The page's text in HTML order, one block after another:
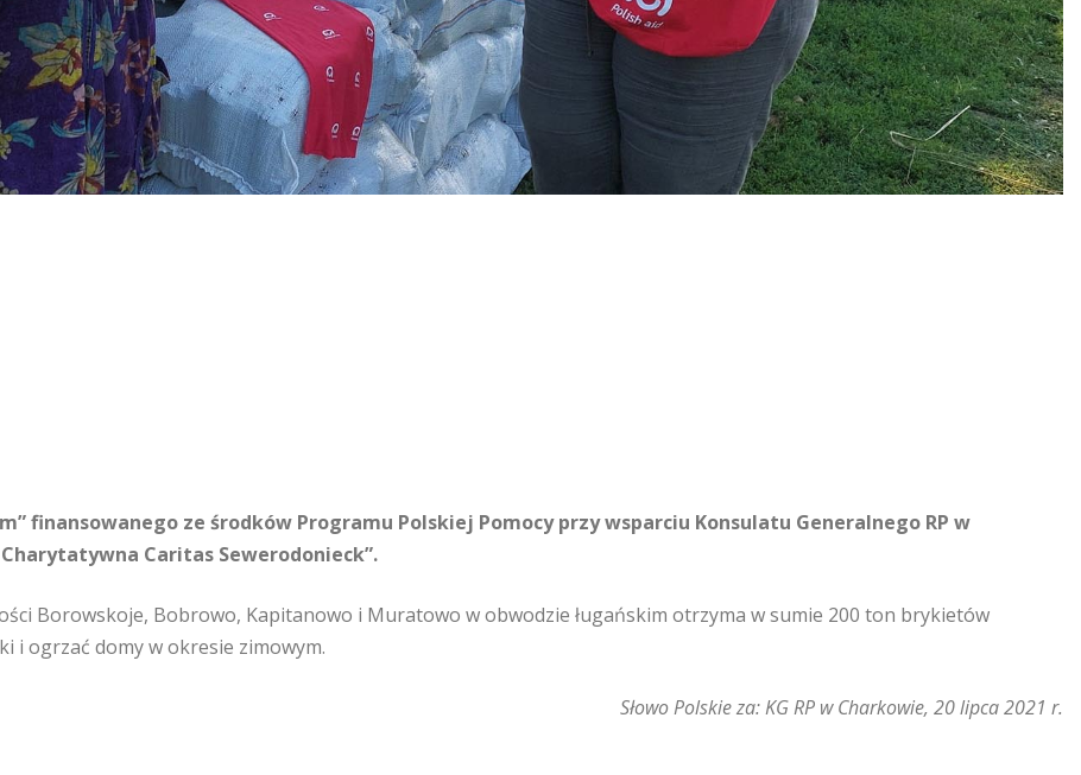
finansowanego ze środków Programu Polskiej Pomocy przy wsparciu Konsulatu Generalnego RP w
Caritas Sewerodonieck”.
Borowskoje, Bobrowo, Kapitanowo i Muratowo w obwodzie ługańskim otrzyma w sumie 200 ton brykietów
i ogrzać domy w okresie zimowym.
Słowo Polskie za: KG RP w Charkowie, 20 lipca 2021 r.